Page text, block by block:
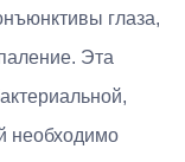
глаза,
Эта
необходимо